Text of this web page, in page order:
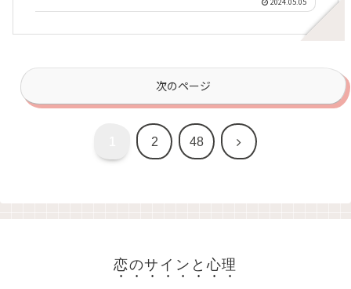
次のページ
2 48 次
恋のサインと心理